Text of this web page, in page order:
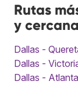
Rutas
y
Dallas -
Dallas -
Dallas - Atlanta